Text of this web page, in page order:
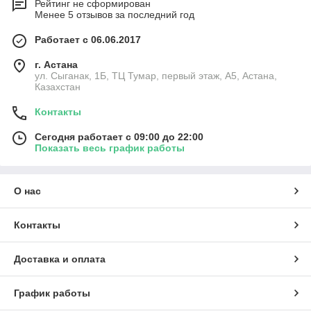
Рейтинг не сформирован
Менее 5 отзывов за последний год
Работает с 06.06.2017
г. Астана
ул. Сыганак, 1Б, ТЦ Тумар, первый этаж, А5, Астана,
Казахстан
Контакты
Сегодня работает с 09:00 до 22:00
Показать весь график работы
О нас
Контакты
Доставка и оплата
График работы